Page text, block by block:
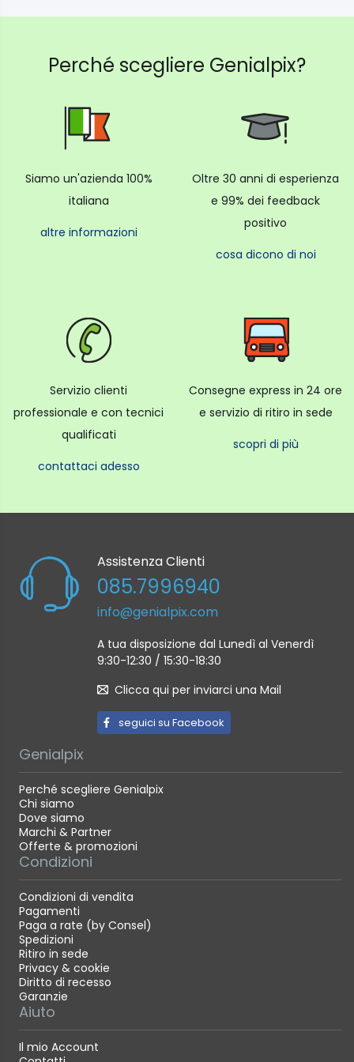
È perfetta per cucinare per molte persone.
Perché scegliere Genialpix?
Siamo un'azienda 100%
italiana
altre informazioni
Oltre 30 anni di esperienza
e 99% dei feedback
positivo
cosa dicono di noi
Servizio clienti
professionale e con tecnici
qualificati
contattaci adesso
Consegne express in 24 ore
e servizio di ritiro in sede
scopri di più
Assistenza Clienti
085.7996940
info@genialpix.com
A tua disposizione dal Lunedì al Venerdì
9:30-12:30 / 15:30-18:30
Clicca qui per inviarci una Mail
seguici su Facebook
Genialpix
Perché scegliere Genialpix
Chi siamo
Dove siamo
Marchi & Partner
Offerte & promozioni
Condizioni
Condizioni di vendita
Pagamenti
Paga a rate (by Consel)
Spedizioni
Ritiro in sede
Privacy & cookie
Diritto di recesso
Garanzie
Aiuto
Il mio Account